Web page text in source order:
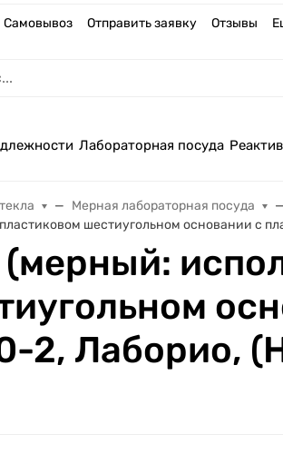
Самовывоз Отправить заявку Отзывы
Лабораторная посуда
Мерная лабораторная посуда
шестиугольном основании с
2, Лаборио,